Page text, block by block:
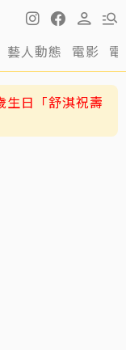
藝人動態 電影
生日「舒淇祝壽